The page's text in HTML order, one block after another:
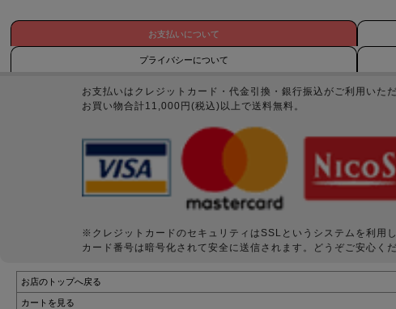
お支払いについて
プライバシーについて
お支払いはクレジットカード・代金引換・銀行振込がご利用いただ
お買い物合計11,000円(税込)以上で送料無料。
※クレジットカードのセキュリティはSSLというシステムを利用し
カード番号は暗号化されて安全に送信されます。どうぞご安心くだ
お店のトップへ戻る
カートを見る